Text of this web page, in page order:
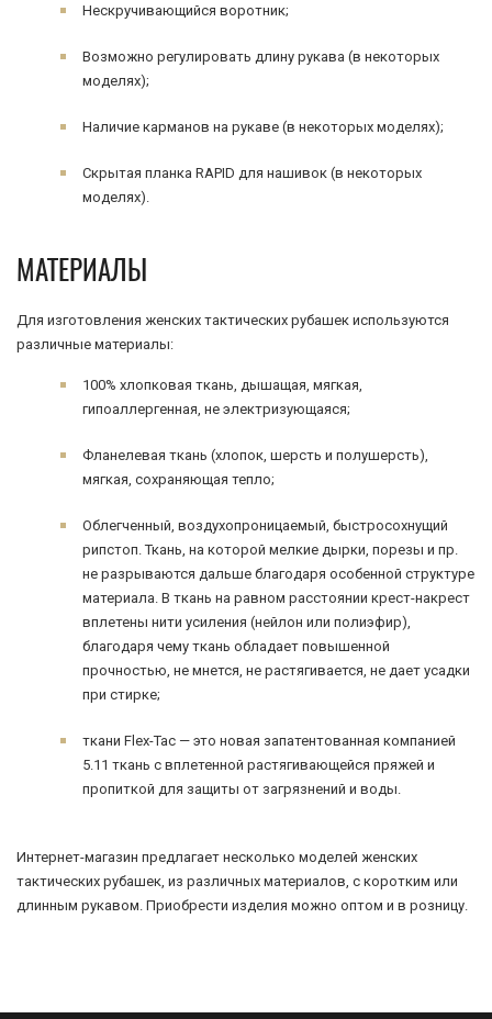
Нескручивающийся воротник;
Возможно регулировать длину рукава (в некоторых
моделях);
Наличие карманов на рукаве (в некоторых моделях);
Скрытая планка RAPID для нашивок (в некоторых
моделях).
МАТЕРИАЛЫ
Для изготовления женских тактических рубашек используются
различные материалы:
100% хлопковая ткань, дышащая, мягкая,
гипоаллергенная, не электризующаяся;
Фланелевая ткань (хлопок, шерсть и полушерсть),
мягкая, сохраняющая тепло;
Облегченный, воздухопроницаемый, быстросохнущий
рипстоп. Ткань, на которой мелкие дырки, порезы и пр.
не разрываются дальше благодаря особенной структуре
материала. В ткань на равном расстоянии крест-накрест
вплетены нити усиления (нейлон или полиэфир),
благодаря чему ткань обладает повышенной
прочностью, не мнется, не растягивается, не дает усадки
при стирке;
ткани Flex-Tac — это новая запатентованная компанией
5.11 ткань с вплетенной растягивающейся пряжей и
пропиткой для защиты от загрязнений и воды.
Интернет-магазин предлагает несколько моделей женских
тактических рубашек, из различных материалов, с коротким или
длинным рукавом. Приобрести изделия можно оптом и в розницу.